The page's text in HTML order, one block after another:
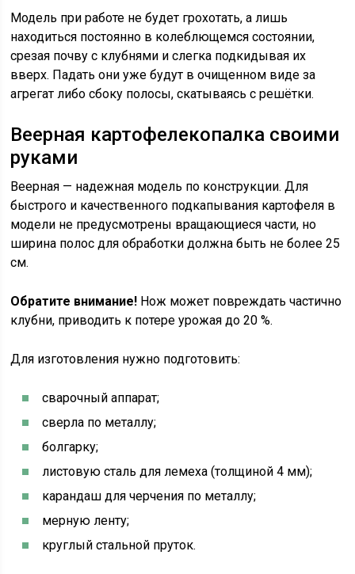
Модель при работе не будет грохотать, а лишь
находиться постоянно в колеблющемся состоянии,
срезая почву с клубнями и слегка подкидывая их
вверх. Падать они уже будут в очищенном виде за
агрегат либо сбоку полосы, скатываясь с решётки.
Веерная картофелекопалка своими
руками
Веерная — надежная модель по конструкции. Для
быстрого и качественного подкапывания картофеля в
модели не предусмотрены вращающиеся части, но
ширина полос для обработки должна быть не более 25
см.
Обратите внимание! Нож может повреждать частично
клубни, приводить к потере урожая до 20 %.
Для изготовления нужно подготовить:
сварочный аппарат;
сверла по металлу;
болгарку;
листовую сталь для лемеха (толщиной 4 мм);
карандаш для черчения по металлу;
мерную ленту;
круглый стальной пруток.